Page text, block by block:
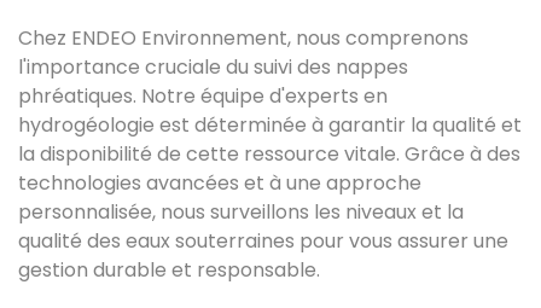
Chez ENDEO Environnement, nous comprenons
l'importance cruciale du suivi des nappes
phréatiques. Notre équipe d'experts en
hydrogéologie est déterminée à garantir la qualité et
la disponibilité de cette ressource vitale. Grâce à des
technologies avancées et à une approche
personnalisée, nous surveillons les niveaux et la
qualité des eaux souterraines pour vous assurer une
gestion durable et responsable.